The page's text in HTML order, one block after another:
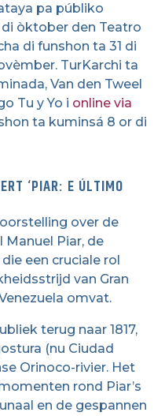
pa públiko
òktober den Teatro
di funshon ta 31 di
TurKarchi ta
Van den Tweel
Tu y Yo i online via
ta kuminsá 8 or di
‘PIAR: E ÚLTIMO
over de
Manuel Piar, de
een cruciale rol
van Gran
omvat.
terug naar 1817,
(nu Ciudad
Orinoco-rivier. Het
rond Piar’s
en de gespannen